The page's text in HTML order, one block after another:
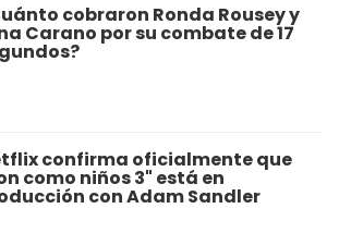
cobraron Ronda Rousey y
Carano por su combate de 17
confirma oficialmente que
como niños 3" está en
con Adam Sandler